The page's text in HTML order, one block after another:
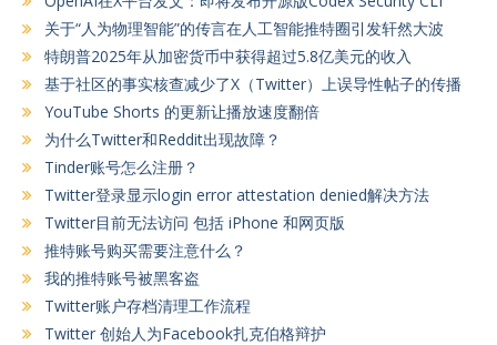
关于“人为物理智能”的传言在人工智能推特圈引发轩然大波
特朗普2025年从加密货币中获得超过5.8亿美元的收入
基于社区的事实核查减少了X（Twitter）上误导性帖子的传播
YouTube Shorts 的更新让播放速度翻倍
为什么Twitter和Reddit出现故障？
Tinder账号怎么注册？
Twitter登录显示login error attestation denied解决方法
Twitter目前无法访问 包括 iPhone 和网页版
推特账号购买需要注意什么？
我的推特账号被黑客盗
Twitter账户存档清理工作流程
Twitter 创始人为Facebook扎克伯格辩护